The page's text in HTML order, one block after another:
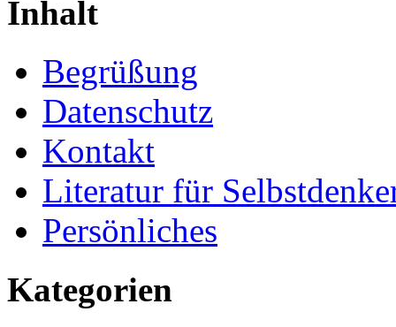
Inhalt
Begrüßung
Datenschutz
Kontakt
Literatur für
Persönliches
Kategorien